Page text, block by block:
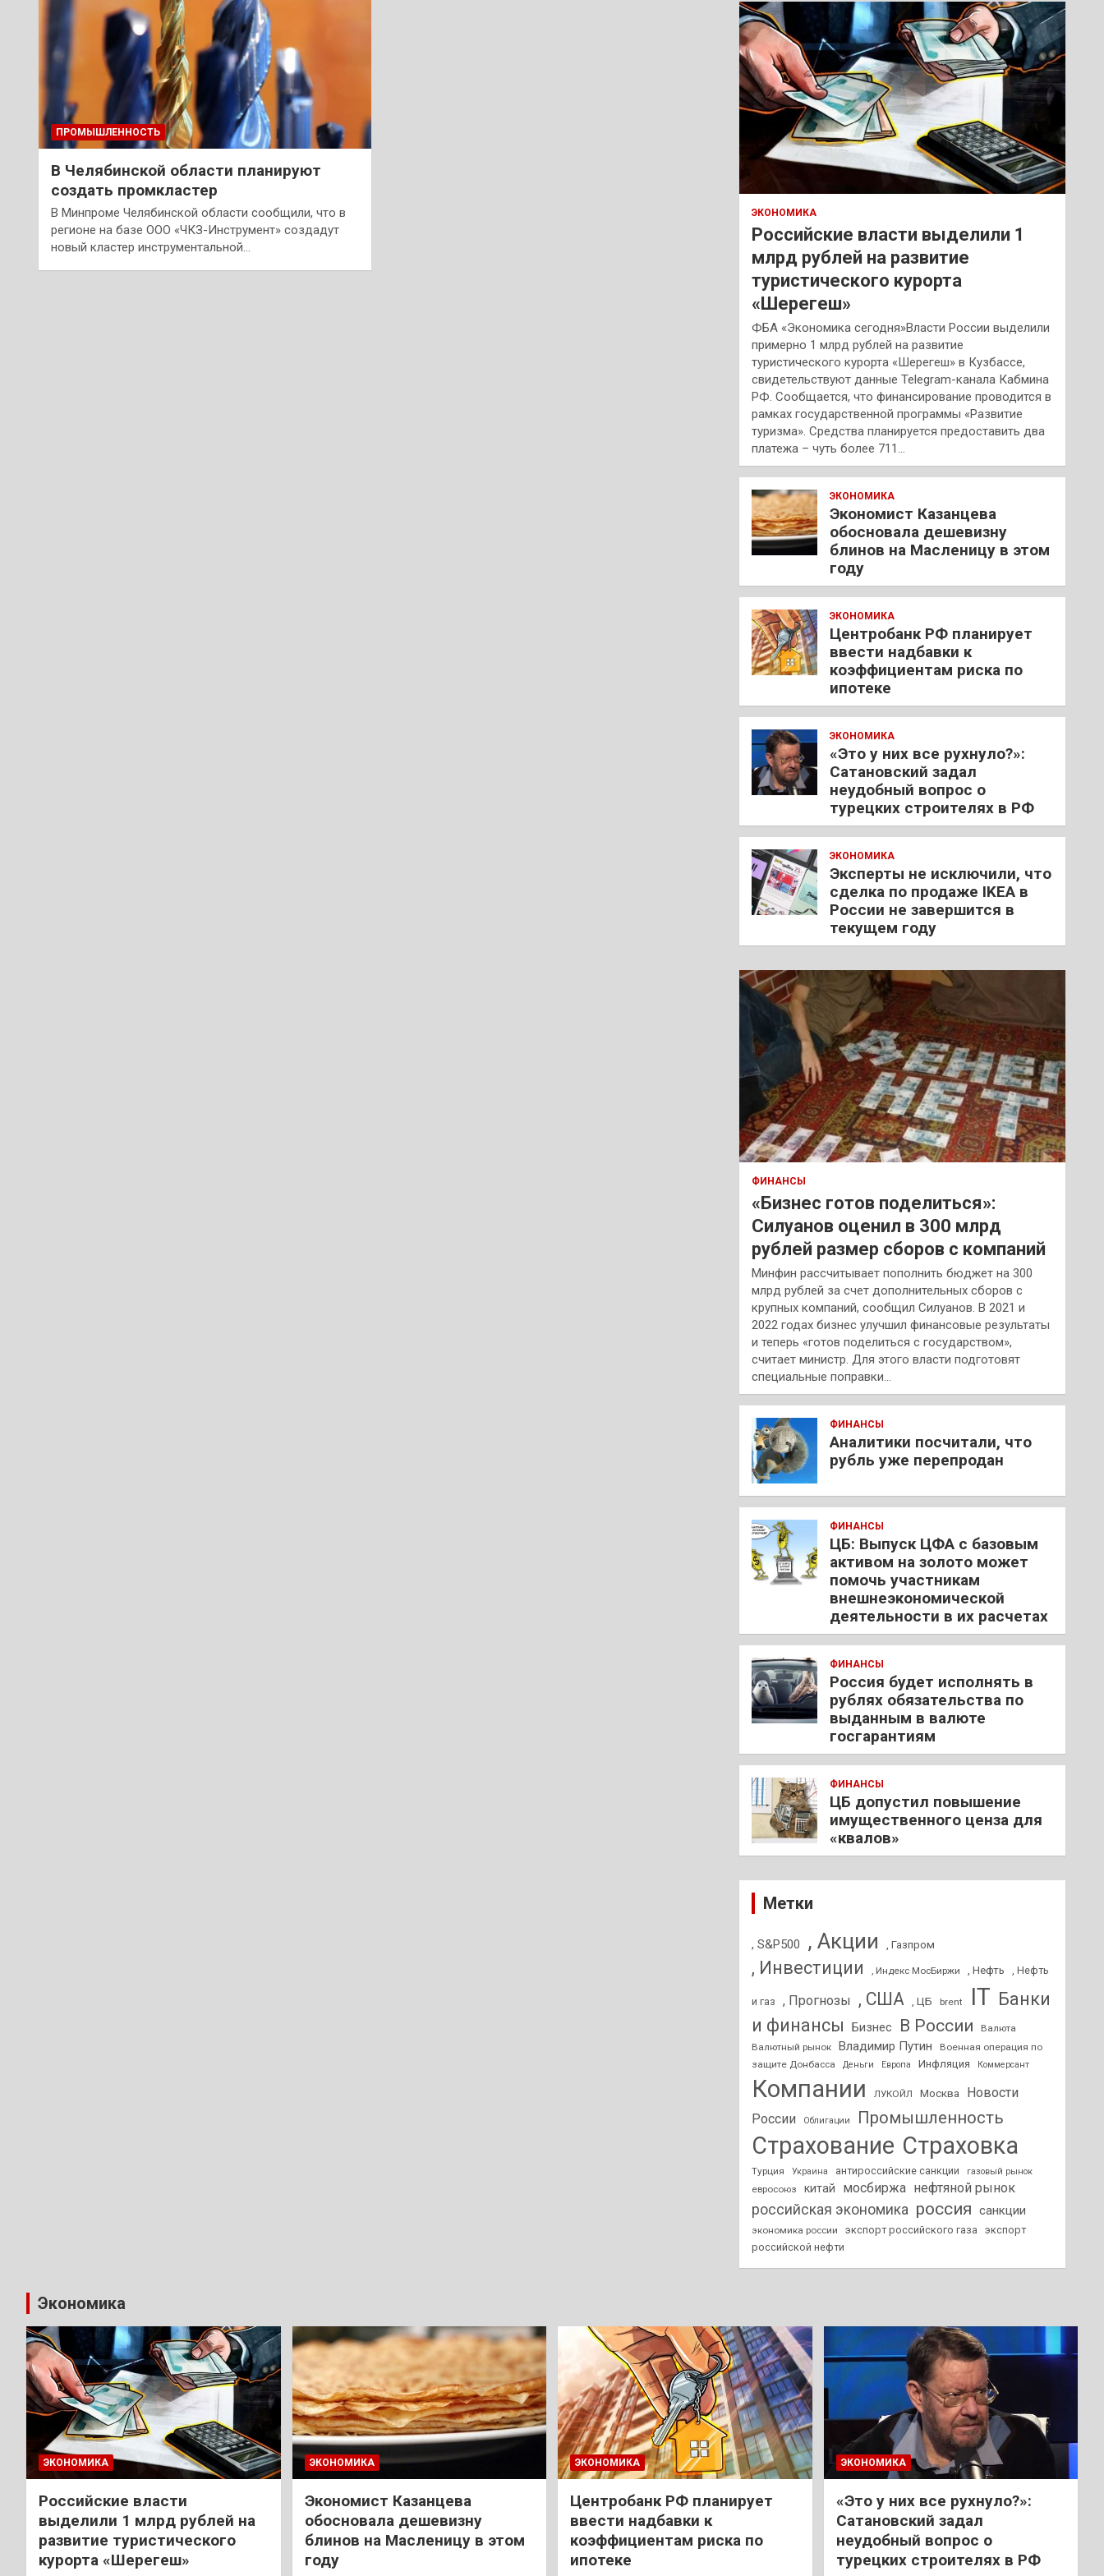
ПРОМЫШЛЕННОСТЬ
В Челябинской области планируют
создать промкластер
В Минпроме Челябинской области сообщили, что в
регионе на базе ООО «ЧКЗ-Инструмент» создадут
новый кластер инструментальной…
к
ЭКОНОМИКА
Российские власти выделили 1
млрд рублей на развитие
туристического курорта
«Шерегеш»
ФБА «Экономика сегодня»Власти России выделили
примерно 1 млрд рублей на развитие
туристического курорта «Шерегеш» в Кузбассе,
свидетельствуют данные Telegram-канала Кабмина
РФ. Сообщается, что финансирование проводится в
рамках государственной программы «Развитие
туризма». Средства планируется предоставить два
платежа – чуть более 711…
ЭКОНОМИКА
Экономист Казанцева
обосновала дешевизну
блинов на Масленицу в этом
году
ЭКОНОМИКА
Центробанк РФ планирует
ввести надбавки к
коэффициентам риска по
ипотеке
ЭКОНОМИКА
«Это у них все рухнуло?»:
Сатановский задал
неудобный вопрос о
турецких строителях в РФ
ЭКОНОМИКА
Эксперты не исключили, что
сделка по продаже IKEA в
России не завершится в
текущем году
ФИНАНСЫ
«Бизнес готов поделиться»:
Силуанов оценил в 300 млрд
рублей размер сборов с компаний
Минфин рассчитывает пополнить бюджет на 300
млрд рублей за счет дополнительных сборов с
крупных компаний, сообщил Силуанов. В 2021 и
2022 годах бизнес улучшил финансовые результаты
и теперь «готов поделиться с государством»,
считает министр. Для этого власти подготовят
специальные поправки…
ФИНАНСЫ
Аналитики посчитали, что
рубль уже перепродан
ФИНАНСЫ
ЦБ: Выпуск ЦФА с базовым
активом на золото может
помочь участникам
внешнеэкономической
деятельности в их расчетах
ФИНАНСЫ
Россия будет исполнять в
рублях обязательства по
выданным в валюте
госгарантиям
ФИНАНСЫ
ЦБ допустил повышение
имущественного ценза для
«квалов»
Метки
, S&P500 , Акции , Газпром
, Инвестиции , Индекс МосБиржи , Нефть , Нефть
и газ , Прогнозы , США , ЦБ brent IT Банки
и финансы
Бизнес В России
Валюта
Валютный рынок
Владимир Путин
Военная операция по
защите Донбасса
Деньги Европа Инфляция Коммерсант
Компании ЛУКОЙЛ Москва
Новости
России
Облигации Промышленность
Страхование Страховка
Турция Украина антироссийские санкции газовый рынок
евросоюз китай мосбиржа нефтяной рынок
российская экономика россия санкции
экономика россии экспорт российского газа
экспорт
российской нефти
Экономика
ЭКОНОМИКА
Российские власти
выделили 1 млрд рублей на
развитие туристического
курорта «Шерегеш»
ЭКОНОМИКА
Экономист Казанцева
обосновала дешевизну
блинов на Масленицу в этом
году
ЭКОНОМИКА
Центробанк РФ планирует
ввести надбавки к
коэффициентам риска по
ипотеке
ЭКОНОМИКА
«Это у них все рухнуло?»:
Сатановский задал
неудобный вопрос о
турецких строителях в РФ